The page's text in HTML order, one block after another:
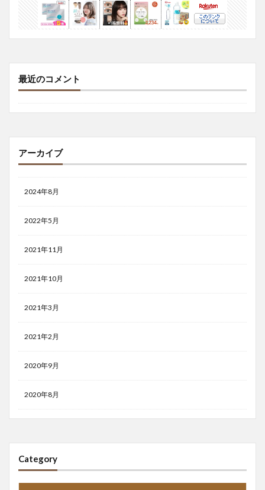
最近のコメント
アーカイブ
2024年8月
2022年5月
2021年11月
2021年10月
2021年3月
2021年2月
2020年9月
2020年8月
Category